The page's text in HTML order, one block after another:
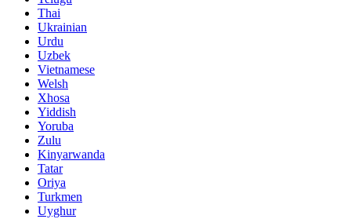
Thai
Ukrainian
Urdu
Uzbek
Vietnamese
Welsh
Xhosa
Yiddish
Yoruba
Zulu
Kinyarwanda
Tatar
Oriya
Turkmen
Uyghur